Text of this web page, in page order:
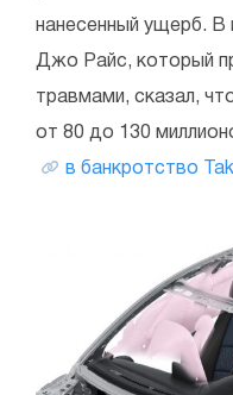
нанесенный ущерб. В
Джо Райс, который
травмами, сказал,
от 80 до 130
в банкротство